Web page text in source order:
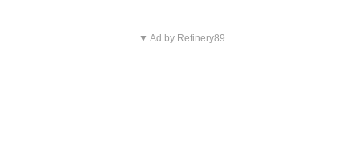
▼ Ad by Refinery89